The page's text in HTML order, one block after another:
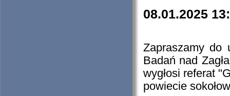
08.01.2025
Zapraszamy do
Badań nad
wygłosi referat
powiecie